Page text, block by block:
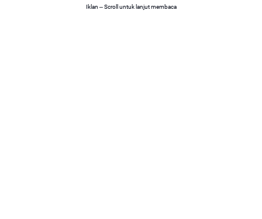
Iklan -- Scroll untuk lanjut membaca